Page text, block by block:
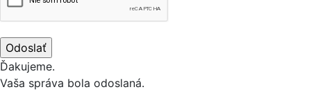
Ďakujeme.
Vaša správa bola odoslaná.